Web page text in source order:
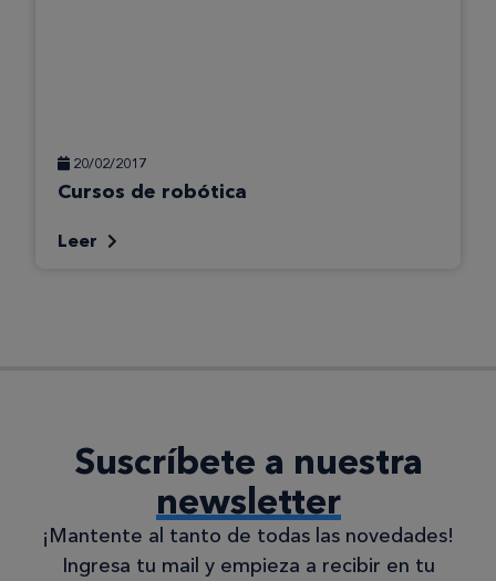
20/02/2017
Cursos de robótica
Leer
Suscríbete a nuestra
newsletter
¡Mantente al tanto de todas las novedades!
Ingresa tu mail y empieza a recibir en tu